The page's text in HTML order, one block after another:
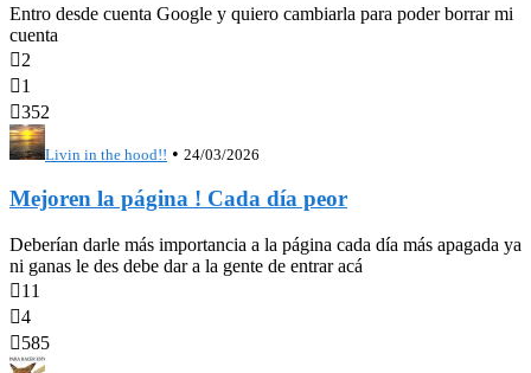
Entro desde cuenta Google y quiero cambiarla para poder borrar mi
cuenta
2
1
352
Livin in the hood!! • 24/03/2026
Mejoren la página ! Cada día peor
Deberían darle más importancia a la página cada día más apagada ya
ni ganas le des debe dar a la gente de entrar acá
11
4
585